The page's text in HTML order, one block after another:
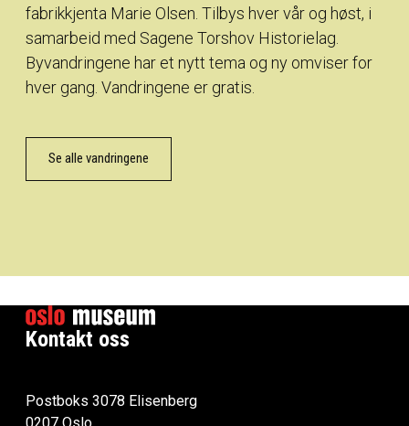
fabrikkjenta Marie Olsen. Tilbys hver vår og høst, i
samarbeid med Sagene Torshov Historielag.
Byvandringene har et nytt tema og ny omviser for
hver gang. Vandringene er gratis.
Se alle vandringene
Kontakt oss
Postboks 3078 Elisenberg
0207 Oslo